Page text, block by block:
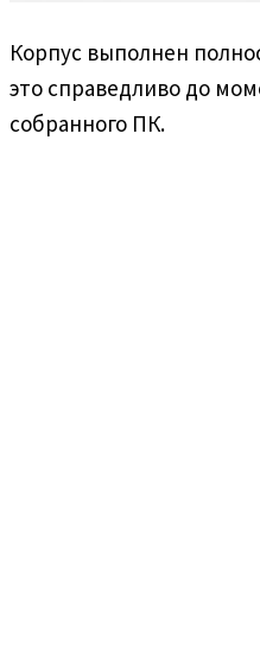
Корпус выполнен
это справедливо до
собранного ПК.